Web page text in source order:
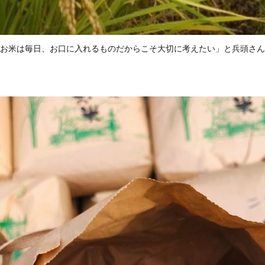
米は毎日、お口に入れるものだからこそ大切に考えたい」と兵頭さ